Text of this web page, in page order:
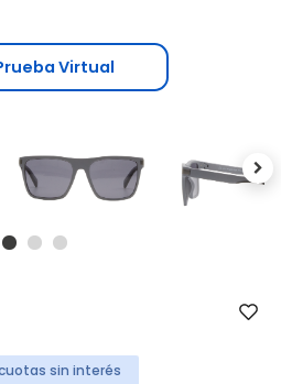
Virtual
cuotas sin interés